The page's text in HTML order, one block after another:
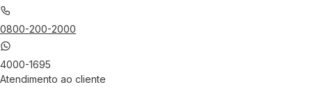
0800-200-2000
4000-1695
Atendimento ao cliente